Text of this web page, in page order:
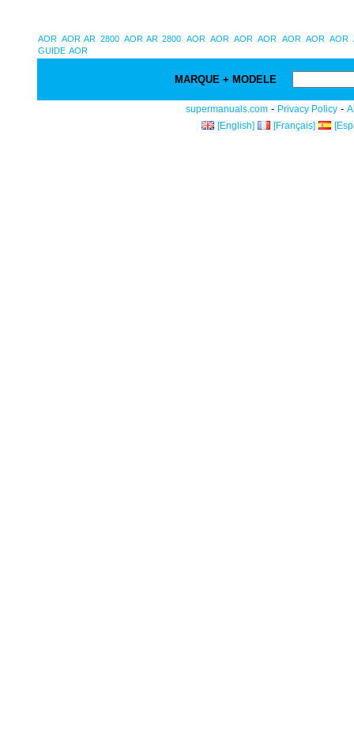
AOR AOR AR 2800 AOR AR 2800 AOR AOR AOR AOR AOR AOR AOR
GUIDE AOR
MARQUE + MODELE
supermanuals.com - Privacy Policy -
[English]
[Français]